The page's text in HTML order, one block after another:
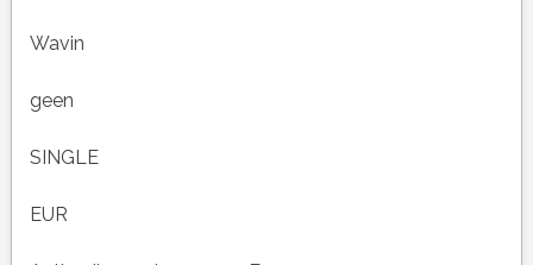
Wavin
geen
SINGLE
EUR